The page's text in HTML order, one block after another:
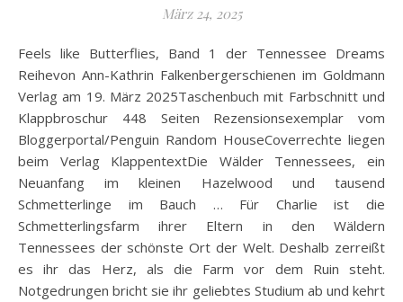
März 24, 2025
Feels like Butterflies, Band 1 der Tennessee Dreams
Reihevon Ann-Kathrin Falkenbergerschienen im Goldmann
Verlag am 19. März 2025Taschenbuch mit Farbschnitt und
Klappbroschur 448 Seiten Rezensionsexemplar vom
Bloggerportal/Penguin Random HouseCoverrechte liegen
beim Verlag KlappentextDie Wälder Tennessees, ein
Neuanfang im kleinen Hazelwood und tausend
Schmetterlinge im Bauch … Für Charlie ist die
Schmetterlingsfarm ihrer Eltern in den Wäldern
Tennessees der schönste Ort der Welt. Deshalb zerreißt
es ihr das Herz, als die Farm vor dem Ruin steht.
Notgedrungen bricht sie ihr geliebtes Studium ab und kehrt